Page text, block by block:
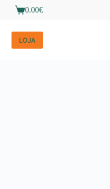
Carrinho
compras
0.00€
LOJA